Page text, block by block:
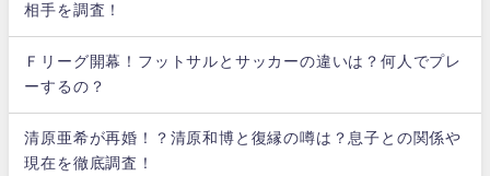
相手を調査！
Ｆリーグ開幕！フットサルとサッカーの違いは？何人でプレ
ーするの？
清原亜希が再婚！？清原和博と復縁の噂は？息子との関係や
現在を徹底調査！